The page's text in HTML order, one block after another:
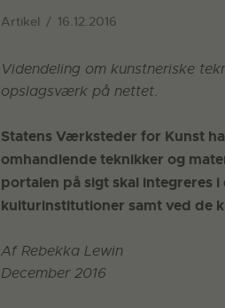
Artikel 16.12.2016
Videndeling om kunstneriske
opslagsværk på nettet.
Statens Værksteder for Kunst
omhandlende teknikker og
portalen på sigt skal integreres
kulturinstitutioner samt ved de
Af Rebekka Lewin
December 2016